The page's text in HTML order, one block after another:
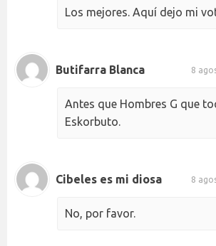
Los mejores. Aquí dejo mi
Butifarra Blanca 8
Antes que Hombres G que
Eskorbuto.
Cibeles es mi diosa 8
No, por favor.